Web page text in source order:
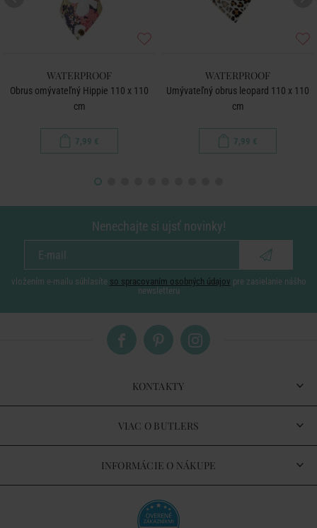
WATERPROOF
Obrus omývateľný Hippie 110 x 110
cm
7,99 €
WATERPROOF
Umývateľný obrus leopard 110 x 110
cm
7,99 €
Nenechajte si ujsť novinky!
vložením e-mailu súhlasíte so spracovaním osobných údajov pre zasielanie nášho
newsletteru
KONTAKTY
VIAC O BUTLERS
INFORMÁCIE O NÁKUPE